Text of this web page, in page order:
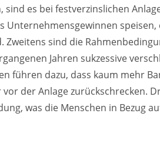
es bei festverzinslichen
Unternehmensgewinnen speisen,
sind die
Jahren sukzessive
führen dazu, dass kaum mehr
der Anlage zurückschrecken.
was die Menschen in Bezug